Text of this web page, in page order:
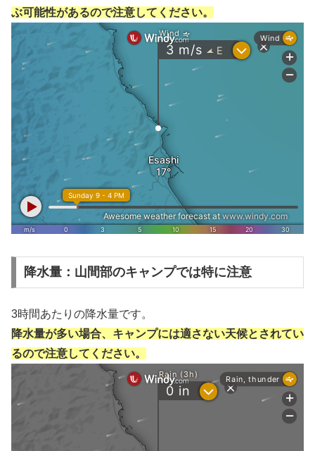
ぶ可能性があるので注意してください。
降水量：山間部のキャンプでは特に注意
3時間あたりの降水量です。
降水量が多い場合、キャンプには適さない天候とされてい
るので注意してください。